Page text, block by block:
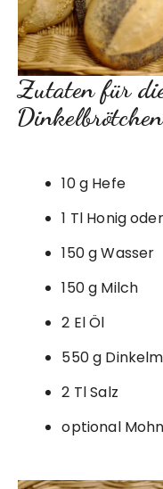
Zutaten für
10 g Hefe
1 Tl Honig
150 g Wasser
150 g Milch
2 El Öl
550 g
2 Tl Salz
optional